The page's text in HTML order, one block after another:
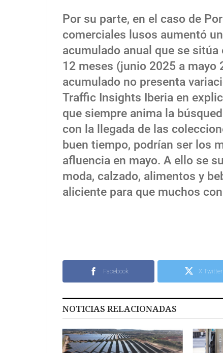
Por su parte, en el caso de
comerciales lusos aumentó
acumulado anual que se
12 meses (junio 2025 a mayo
acumulado no presenta
Traffic Insights Iberia en
que siempre anima la
con la llegada de las
buen tiempo, podrían ser los
afluencia en mayo. A ello se
moda, calzado, alimentos y
aliciente para que muchos
Facebook X Twitter
NOTICIAS RELACIONADAS